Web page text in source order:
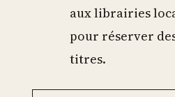
aux librairies
pour réserver
titres.